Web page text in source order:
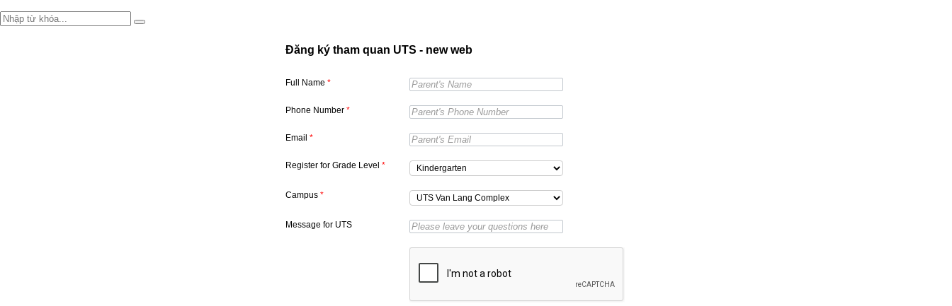
Đăng ký tham quan UTS - new web
Full Name *
Phone Number *
Email *
Register for Grade Level *
Campus *
Message for UTS